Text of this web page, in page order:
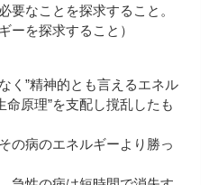
要なことを探求すること。
ーを探求すること）
く”精神的とも言えるエネル
命原理”を支配し撹乱したも
の病のエネルギーより勝っ